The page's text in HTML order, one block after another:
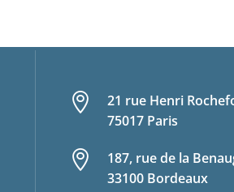

21 rue Henri
75017 Paris

187, rue de la
33100 Bordeaux